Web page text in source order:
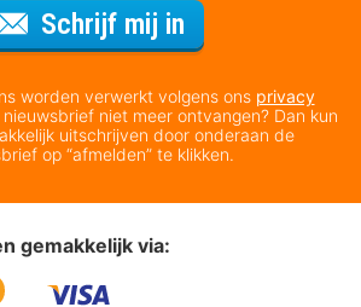
Schrijf mij in
worden verwerkt volgens ons privacy
nieuwsbrief niet meer ontvangen? Dan kun
uitschrijven door onderaan de
op “afmelden” te klikken.
gemakkelijk via: